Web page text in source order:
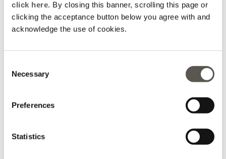
click here. By closing this banner, scrolling this page or
clicking the acceptance button below you agree with and
acknowledge the use of cookies.
Selection
Necessary
Preferences
Statistics
Sweatshirt mit
Monogramm-Stickerei
New in
Sweatshirt aus Modal-Mix